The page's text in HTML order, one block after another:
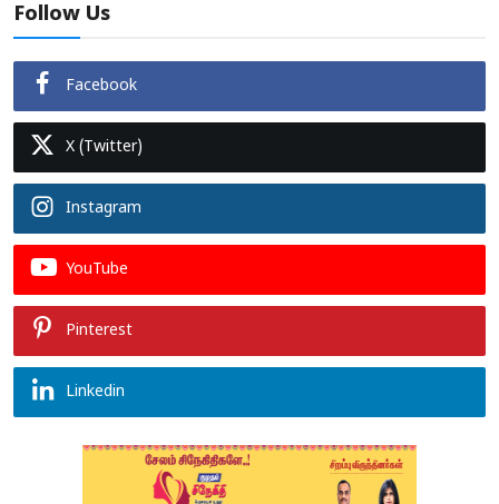
Follow Us
Facebook
X (Twitter)
Instagram
YouTube
Pinterest
Linkedin